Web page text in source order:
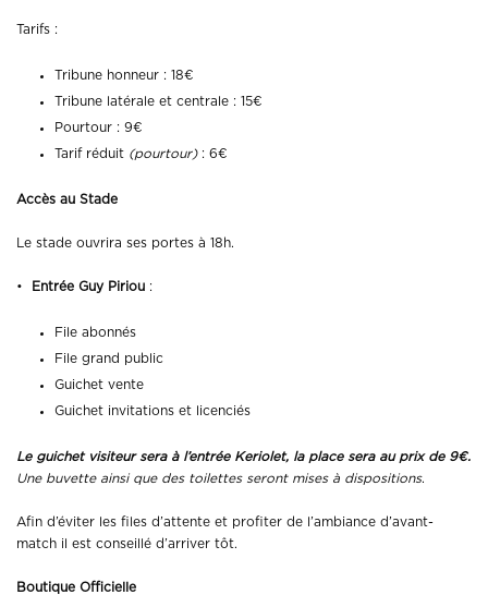
Tarifs :
Tribune honneur : 18€
Tribune latérale et centrale : 15€
Pourtour : 9€
Tarif réduit (pourtour): 6€
Accès au Stade
Le stade ouvrira ses portes à 18h.
• Entrée Guy Piriou :
File abonnés
File grand public
Guichet vente
Guichet invitations et licenciés
Le guichet visiteur sera à l’entrée Keriolet, la place sera au prix de 9€.
Une buvette ainsi que des toilettes seront mises à dispositions.
Afin d’éviter les files d’attente et profiter de l’ambiance d’avant-
match il est conseillé d’arriver tôt.
Boutique Officielle